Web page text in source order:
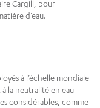
Cargill, pour
d’eau.
à l’échelle mondiale
la neutralité en eau
considérables, comme